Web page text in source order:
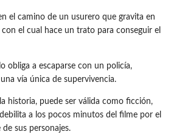
el camino de un usurero que gravita en
el cual hace un trato para conseguir el
obliga a escaparse con un policía,
vía única de supervivencia.
historia, puede ser válida como ficción,
a los pocos minutos del filme por el
sus personajes.